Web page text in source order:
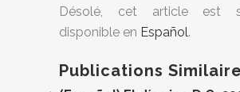
Désolé, cet article est
disponible en Español.
Publications